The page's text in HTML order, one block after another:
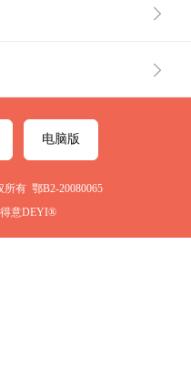
电脑版
有 鄂B2-20080065
意DEYI®